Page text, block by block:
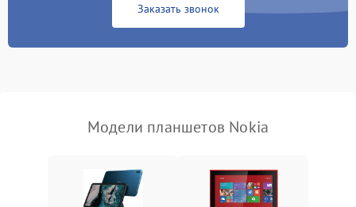
Сенсорное управление
Заказать звонок
Модели планшетов Nokia